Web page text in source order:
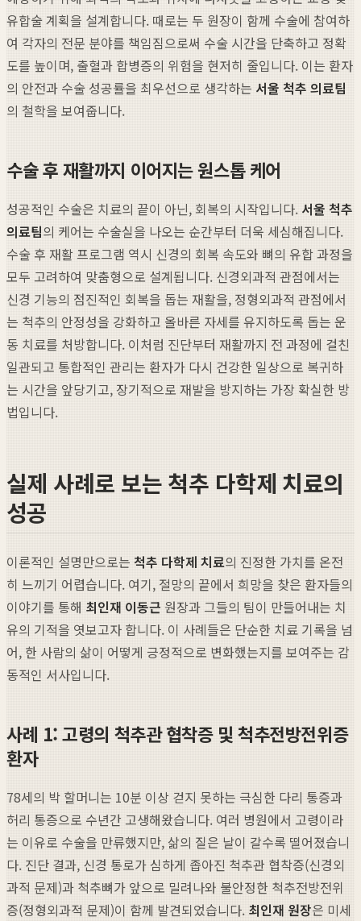
유합술 계획을 설계합니다. 때로는 두 원장이 함께 수술에 참여하
여 각자의 전문 분야를 책임짐으로써 수술 시간을 단축하고 정확
도를 높이며, 출혈과 합병증의 위험을 현저히 줄입니다. 이는 환자
의 안전과 수술 성공률을 최우선으로 생각하는 서울 척추 의료팀
의 철학을 보여줍니다.
수술 후 재활까지 이어지는 원스톱 케어
성공적인 수술은 치료의 끝이 아닌, 회복의 시작입니다. 서울 척추
의료팀의 케어는 수술실을 나오는 순간부터 더욱 세심해집니다.
수술 후 재활 프로그램 역시 신경의 회복 속도와 뼈의 유합 과정을
모두 고려하여 맞춤형으로 설계됩니다. 신경외과적 관점에서는
신경 기능의 점진적인 회복을 돕는 재활을, 정형외과적 관점에서
는 척추의 안정성을 강화하고 올바른 자세를 유지하도록 돕는 운
동 치료를 처방합니다. 이처럼 진단부터 재활까지 전 과정에 걸친
일관되고 통합적인 관리는 환자가 다시 건강한 일상으로 복귀하
는 시간을 앞당기고, 장기적으로 재발을 방지하는 가장 확실한 방
법입니다.
실제 사례로 보는 척추 다학제 치료의
성공
이론적인 설명만으로는 척추 다학제 치료의 진정한 가치를 온전
히 느끼기 어렵습니다. 여기, 절망의 끝에서 희망을 찾은 환자들의
이야기를 통해 최인재 이동근 원장과 그들의 팀이 만들어내는 치
유의 기적을 엿보고자 합니다. 이 사례들은 단순한 치료 기록을 넘
어, 한 사람의 삶이 어떻게 긍정적으로 변화했는지를 보여주는 감
동적인 서사입니다.
사례 1: 고령의 척추관 협착증 및 척추전방전위증
환자
78세의 박 할머니는 10분 이상 걷지 못하는 극심한 다리 통증과
허리 통증으로 수년간 고생해왔습니다. 여러 병원에서 고령이라
는 이유로 수술을 만류했지만, 삶의 질은 날이 갈수록 떨어졌습니
다. 진단 결과, 신경 통로가 심하게 좁아진 척추관 협착증(신경외
과적 문제)과 척추뼈가 앞으로 밀려나와 불안정한 척추전방전위
증(정형외과적 문제)이 함께 발견되었습니다. 최인재 원장은 미세